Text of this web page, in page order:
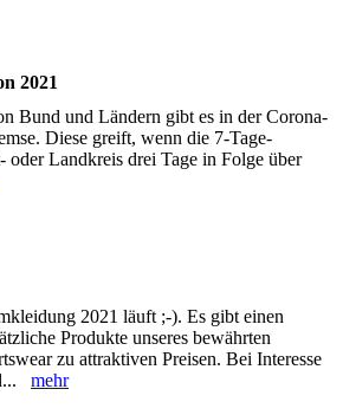
2021
Bund und Ländern gibt es in der Corona-
Diese greift, wenn die 7-Tage-
oder Landkreis drei Tage in Folge über
2021 läuft ;-). Es gibt einen
Produkte unseres bewährten
zu attraktiven Preisen. Bei Interesse
mehr